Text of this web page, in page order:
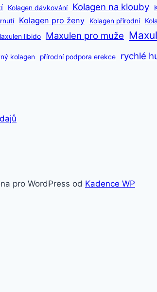
Kolagen dávkování Kolagen na klouby
Kolagen pro ženy Kolagen přírodní
libido Maxulen pro muže
kolagen přírodní podpora erekce rychlé
pro WordPress od Kadence WP